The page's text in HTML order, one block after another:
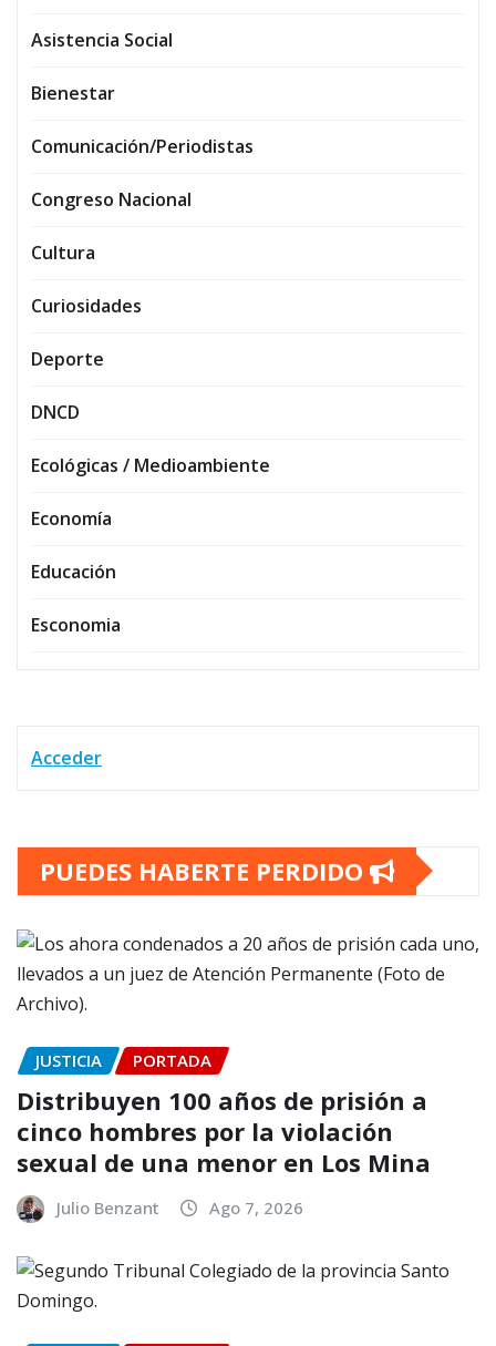
Asistencia Social
Bienestar
Comunicación/Periodistas
Congreso Nacional
Cultura
Curiosidades
Deporte
DNCD
Ecológicas / Medioambiente
Economía
Educación
Esconomia
Acceder
PUEDES HABERTE PERDIDO
JUSTICIA PORTADA
Distribuyen 100 años de prisión a
cinco hombres por la violación
sexual de una menor en Los Mina
Julio Benzant Ago 7, 2026